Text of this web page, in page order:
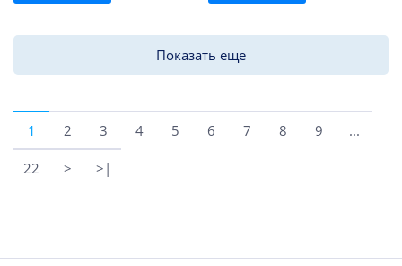
Показать еще
1 2 3 4 5 6 7 8 9 ...
22 > >|